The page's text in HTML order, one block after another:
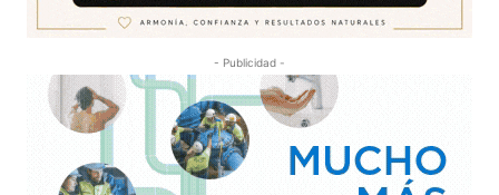
- Publicidad -